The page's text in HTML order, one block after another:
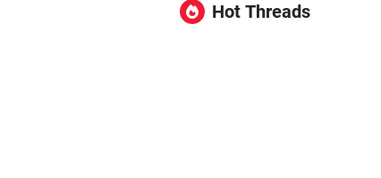
Hot Threads